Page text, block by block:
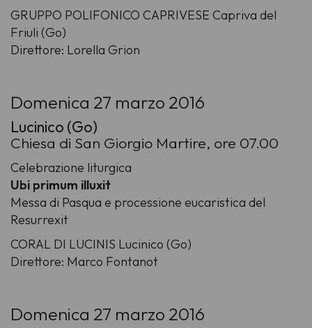
GRUPPO POLIFONICO CAPRIVESE Capriva del
Friuli (Go)
Direttore: Lorella Grion
Domenica 27 marzo 2016
Lucinico (Go)
Chiesa di San Giorgio Martire, ore 07.00
Celebrazione liturgica
Ubi primum illuxit
Messa di Pasqua e processione eucaristica del
Resurrexit
CORAL DI LUCINIS Lucinico (Go)
Direttore: Marco Fontanot
Domenica 27 marzo 2016